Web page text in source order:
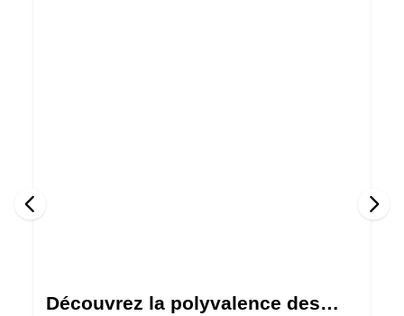
Découvrez la polyvalence des